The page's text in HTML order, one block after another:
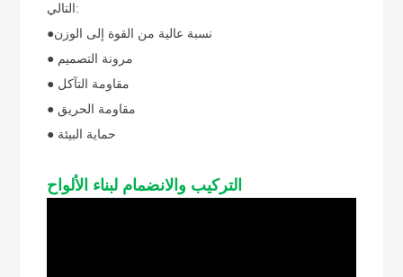
التالي:
●نسبة عالية من القوة إلى الوزن
● مرونة التصميم
● حماية البيئة
التركيب والانضمام